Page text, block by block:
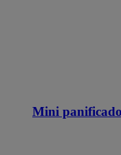
Mini